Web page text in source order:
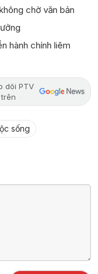
chờ văn bản
hành chính liêm
dõi PTV
trên
sống